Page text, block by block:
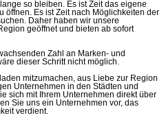
so bleiben. Es ist Zeit das eigene
öffnen. Es ist Zeit nach Möglichkeiten der
Daher haben wir unsere
geöffnet und bieten ab sofort
Zahl an Marken- und
dieser Schritt nicht möglich.
mitzumachen, aus Liebe zur Region
Unternehmen in den Städten und
sich mit Ihrem Unternehmen direkt über
Sie uns ein Unternehmen vor, das
verdient.